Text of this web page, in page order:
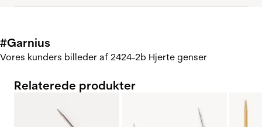
#Garnius
Vores kunders billeder af 2424-2b Hjerte genser
Relaterede produkter